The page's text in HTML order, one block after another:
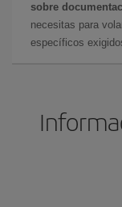
sobre
necesitas para
específicos